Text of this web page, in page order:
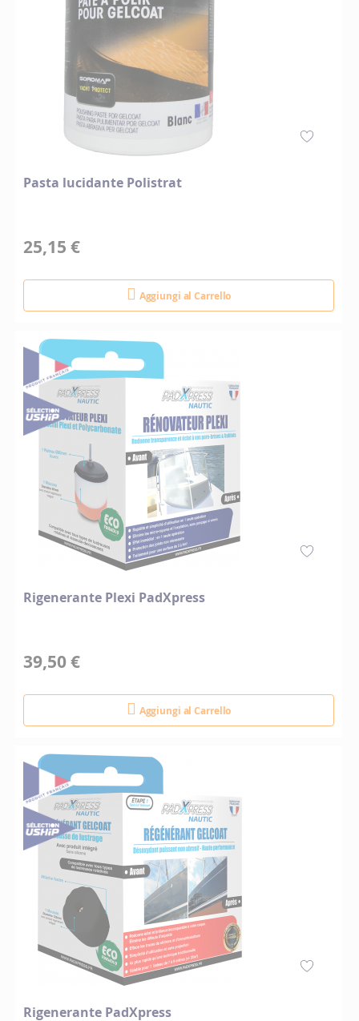
Pasta lucidante Polistrat
25,15 €
Aggiungi al Carrello
Rigenerante Plexi PadXpress
39,50 €
Aggiungi al Carrello
Rigenerante PadXpress